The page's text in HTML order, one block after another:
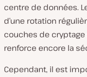
centre de données.
d’une rotation
couches de
renforce encore la
Cependant, il est